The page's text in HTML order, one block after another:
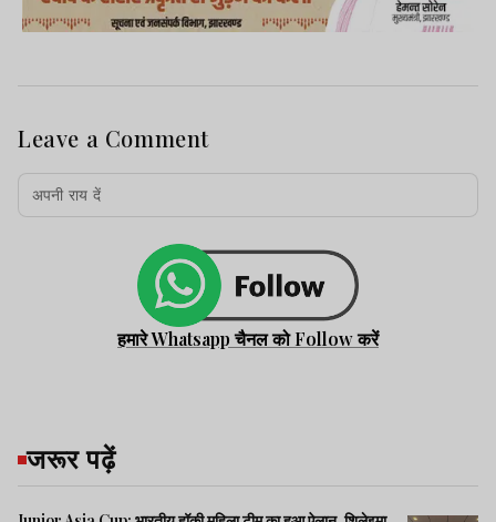
Leave a Comment
हमारे Whatsapp चैनल को Follow करें
जरूर पढ़ें